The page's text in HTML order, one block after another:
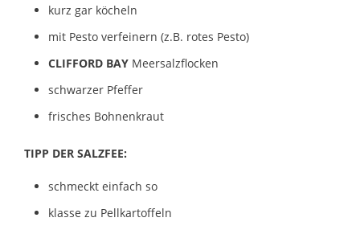
kurz gar köcheln
mit Pesto verfeinern (z.B. rotes Pesto)
CLIFFORD BAY Meersalzflocken
schwarzer Pfeffer
frisches Bohnenkraut
TIPP DER SALZFEE:
schmeckt einfach so
klasse zu Pellkartoffeln